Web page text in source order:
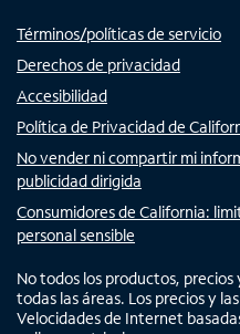
Términos/políticas de servicio
Derechos de privacidad
Accesibilidad
Política de Privacidad de
No vender ni compartir mi
publicidad dirigida
Consumidores de California:
personal sensible
No todos los productos,
todas las áreas. Los precios y
Velocidades de Internet